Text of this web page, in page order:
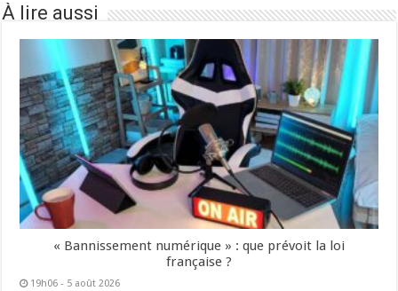
À lire aussi
« Bannissement numérique » : que prévoit la loi
française ?
19h06 - 5 août 2026